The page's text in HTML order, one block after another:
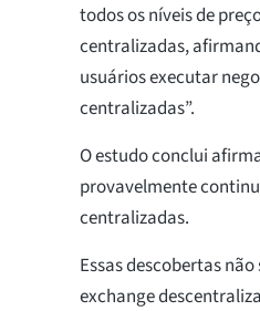
todos os níveis de
centralizadas,
usuários executar
centralizadas”.
O estudo conclui
provavelmente
centralizadas.
Essas descobertas
exchange